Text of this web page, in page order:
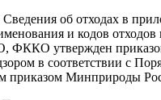
Сведения об отходах в
и кодов
ФККО утвержден
в соответствии с
приказом Минприроды